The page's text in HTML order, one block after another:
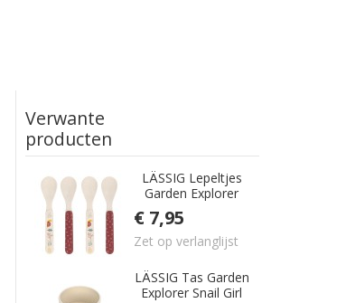
Verwante
producten
LÄSSIG Lepeltjes
Garden Explorer
Snail Girl Set 4
stuks
€ 7,95
Zet op verlanglijst
LÄSSIG Tas Garden
Explorer Snail Girl